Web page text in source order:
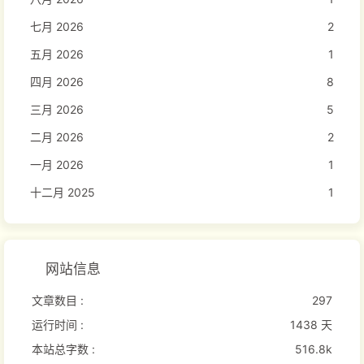
七月 2026
2
五月 2026
1
四月 2026
8
三月 2026
5
二月 2026
2
一月 2026
1
十二月 2025
1
网站信息
文章数目 :
297
运行时间 :
1438 天
本站总字数 :
516.8k